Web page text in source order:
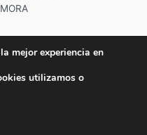
Mardem
mejor experiencia en
utilizamos o